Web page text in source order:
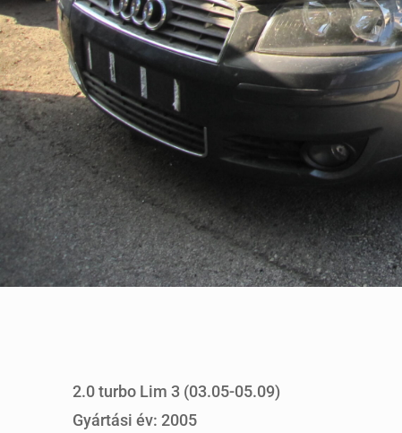
2.0 turbo Lim 3 (03.05-05.09)
Gyártási év: 2005